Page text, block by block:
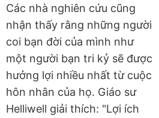
Các nhà nghiên cứu cũng
nhận thấy rằng những người
coi bạn đời của mình như
một người bạn tri kỷ sẽ được
hưởng lợi nhiều nhất từ cuộc
hôn nhân của họ. Giáo sư
Helliwell giải thích: "Lợi ích